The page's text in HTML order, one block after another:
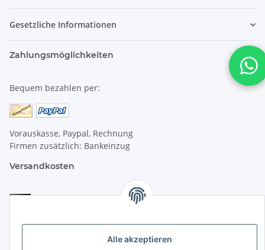
Alle akzeptieren
Gesetzliche Informationen
Zahlungsmöglichkeiten
Bequem bezahlen per:
Vorauskasse, Paypal, Rechnung
Firmen zusätzlich: Bankeinzug
Versandkosten
Versandkosten für Deutschland:
Privatkunden:
versandkostenfrei ab 25 € (darunter 6 €)